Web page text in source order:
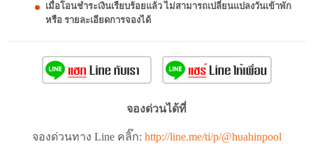
เมื่อโอนชำระเงินเรียบร้อยแล้ว ไม่สามารถเปลี่ยนแปลงวันเข้าพัก
หรือ รายละเอียดการจองได้
จองด่วนได้ที่
จองด่วนทาง Line คลิ๊ก: http://line.me/ti/p/@huahinpool